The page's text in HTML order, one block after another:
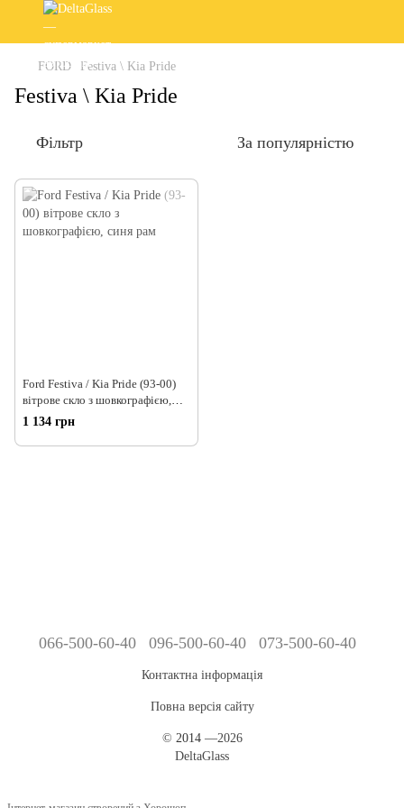
FORD Festiva \ Kia Pride
Festiva \ Kia Pride
Фільтр За популярністю
Ford Festiva / Kia Pride (93-00)
вітрове скло з шовкографією,
синя рамка,VIN, (87-93) 1
328*745
1 134 грн
066-500-60-40 096-500-60-40 073-500-60-40
Контактна інформація
Повна версія сайту
© 2014—2026
DeltaGlass